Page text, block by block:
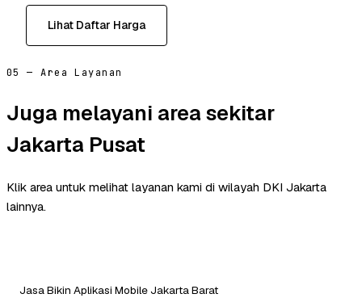
Lihat Daftar Harga
05 — Area Layanan
Juga melayani area sekitar
Jakarta Pusat
Klik area untuk melihat layanan kami di wilayah DKI Jakarta
lainnya.
Jasa Bikin Aplikasi Mobile Jakarta Barat